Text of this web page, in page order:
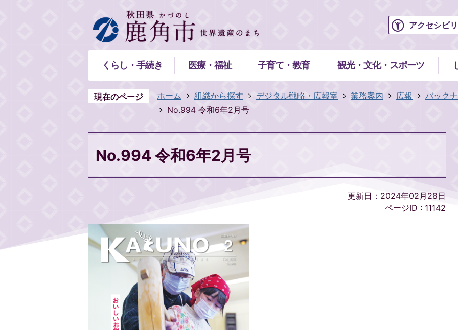
アクセシビ
くらし・手続き 医療・福祉 子育て・教育 観光・文化・スポーツ
現在のページ ホーム 組織から探す デジタル戦略・広報室 業務案内 広報 バック
No.994 令和6年2月号
No.994 令和6年2月号
更新日：2024年02月28日
ページID : 11142